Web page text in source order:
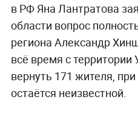
в РФ Яна Лантратова
области вопрос
региона Александр
всё время с
вернуть 171 жителя,
остаётся неизвестной.